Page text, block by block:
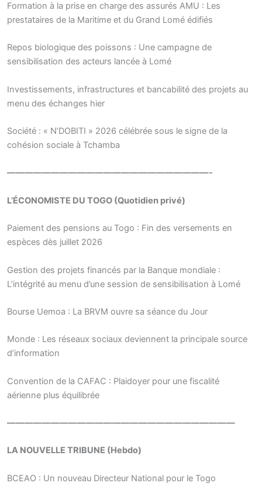
Formation à la prise en charge des assurés AMU : Les
prestataires de la Maritime et du Grand Lomé édifiés
Repos biologique des poissons : Une campagne de
sensibilisation des acteurs lancée à Lomé
Investissements, infrastructures et bancabilité des projets au
menu des échanges hier
Société : « N’DOBITI » 2026 célébrée sous le signe de la
cohésion sociale à Tchamba
———————————————————————-
L’ÉCONOMISTE DU TOGO (Quotidien privé)
Paiement des pensions au Togo : Fin des versements en
espèces dès juillet 2026
Gestion des projets financés par la Banque mondiale :
L’intégrité au menu d’une session de sensibilisation à Lomé
Bourse Uemoa : La BRVM ouvre sa séance du Jour
Monde : Les réseaux sociaux deviennent la principale source
d’information
Convention de la CAFAC : Plaidoyer pour une fiscalité
aérienne plus équilibrée
——————————————————————————
LA NOUVELLE TRIBUNE (Hebdo)
BCEAO : Un nouveau Directeur National pour le Togo